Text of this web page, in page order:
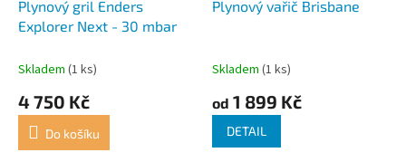
Plynový gril Enders
Explorer Next - 30 mbar
Skladem (1 ks)
4 750 Kč
Do košíku
Plynový vařič Brisbane
Skladem (1 ks)
od 1 899 Kč
DETAIL